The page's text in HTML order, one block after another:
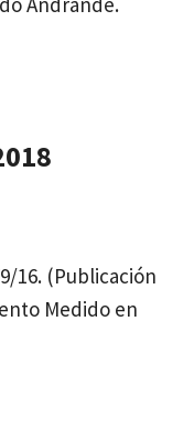
16. (Publicación
Medido en